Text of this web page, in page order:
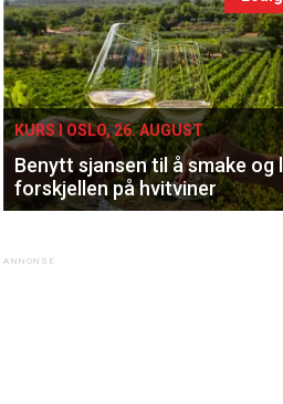
KURS I OSLO, 26. AUGUST
Benytt sjansen til å smake
forskjellen på hvitviner